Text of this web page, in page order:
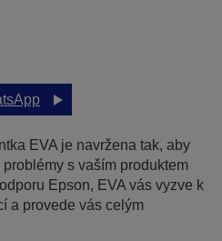
EVA je navržena tak, aby
s vaším produktem
Epson, EVA vás vyzve k
a provede vás celým